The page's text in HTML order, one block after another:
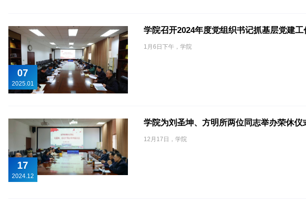
07
2025.01
学院召开2024年度党组织书记抓基层党建
1月6日下午，学院
17
2024.12
学院为刘圣坤、方明所两位同志举办荣休仪
12月17日，学院